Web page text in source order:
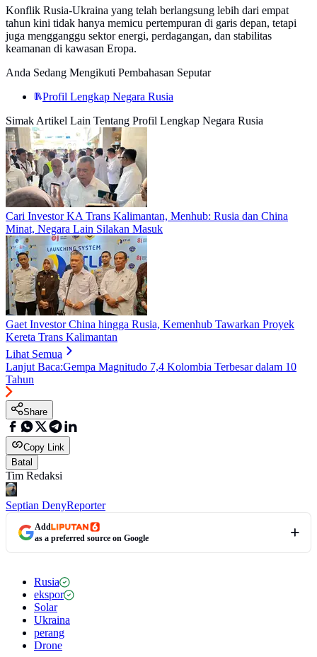
Konflik Rusia-Ukraina yang telah berlangsung lebih dari empat
tahun kini tidak hanya memicu pertempuran di garis depan, tetapi
juga mengganggu sektor energi, perdagangan, dan stabilitas
keamanan di kawasan Eropa.
Anda Sedang Mengikuti Pembahasan Seputar
Profil Lengkap Negara Rusia
Simak Artikel Lain Tentang Profil Lengkap Negara Rusia
Cari Investor KA Trans Kalimantan, Menhub: Rusia dan China
Minat, Negara Lain Silakan Masuk
Gaet Investor China hingga Rusia, Kemenhub Tawarkan Proyek
Kereta Trans Kalimantan
Lihat Semua
Lanjut Baca:Gempa Magnitudo 7,4 Kolombia Terbesar dalam 10
Tahun
Share
Copy Link
Batal
Tim Redaksi
Septian DenyReporter
Add
as a preferred source on Google
Rusia
ekspor
Solar
Ukraina
perang
Drone